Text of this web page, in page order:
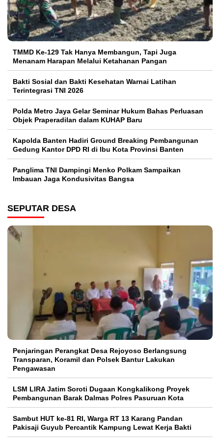
TMMD Ke-129 Tak Hanya Membangun, Tapi Juga
Menanam Harapan Melalui Ketahanan Pangan
Bakti Sosial dan Bakti Kesehatan Warnai Latihan
Terintegrasi TNI 2026
Polda Metro Jaya Gelar Seminar Hukum Bahas Perluasan
Objek Praperadilan dalam KUHAP Baru
Kapolda Banten Hadiri Ground Breaking Pembangunan
Gedung Kantor DPD RI di Ibu Kota Provinsi Banten
Panglima TNI Dampingi Menko Polkam Sampaikan
Imbauan Jaga Kondusivitas Bangsa
SEPUTAR DESA
Penjaringan Perangkat Desa Rejoyoso Berlangsung
Transparan, Koramil dan Polsek Bantur Lakukan
Pengawasan
LSM LIRA Jatim Soroti Dugaan Kongkalikong Proyek
Pembangunan Barak Dalmas Polres Pasuruan Kota
Sambut HUT ke-81 RI, Warga RT 13 Karang Pandan
Pakisaji Guyub Percantik Kampung Lewat Kerja Bakti